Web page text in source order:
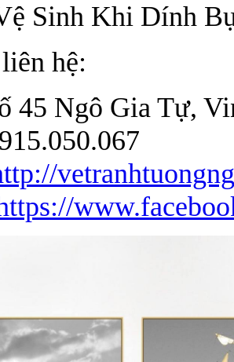
Sinh Khi Dính
hệ:
45 Ngô Gia Tự,